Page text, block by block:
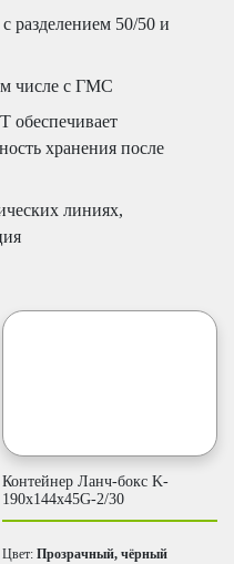
разделением 50/50 и
числе с ГМС
обеспечивает
хранения после
линиях,
Контейнер Ланч-бокс K-
190x144x45G-2/30
Цвет: Прозрачный, чёрный